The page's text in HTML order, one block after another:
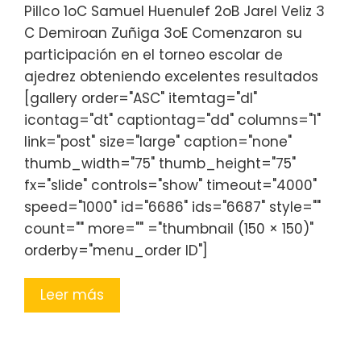
Pillco 1oC Samuel Huenulef 2oB Jarel Veliz 3
C Demiroan Zuñiga 3oE Comenzaron su
participación en el torneo escolar de
ajedrez obteniendo excelentes resultados
[gallery order="ASC" itemtag="dl"
icontag="dt" captiontag="dd" columns="1"
link="post" size="large" caption="none"
thumb_width="75" thumb_height="75"
fx="slide" controls="show" timeout="4000"
speed="1000" id="6686" ids="6687" style=""
count="" more="" ="thumbnail (150 × 150)"
orderby="menu_order ID"]
Leer más